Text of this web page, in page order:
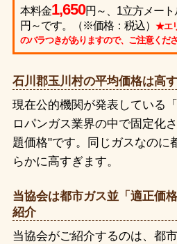
本料金1,650円～、1立方メー
円～です。（※価格：税込） ★エ
のバラつきがありますので、ご注意くださ
石川郡玉川村の平均価格は高
現在公的機関が発表している
ロパンガス業界の中で固定化
題価格"です。同じガスなのに
らかに高すぎます。
当協会は都市ガス並「適正価
紹介
当協会がご紹介するのは、都